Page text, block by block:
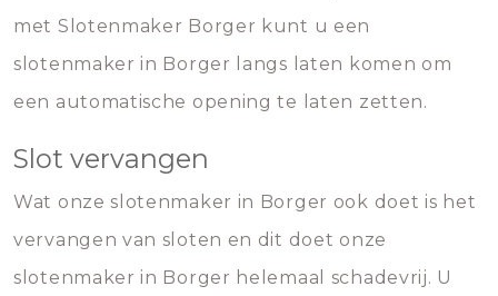
met Slotenmaker Borger kunt u een
slotenmaker in Borger langs laten komen om
een automatische opening te laten zetten.
Slot vervangen
Wat onze slotenmaker in Borger ook doet is het
vervangen van sloten en dit doet onze
slotenmaker in Borger helemaal schadevrij. U